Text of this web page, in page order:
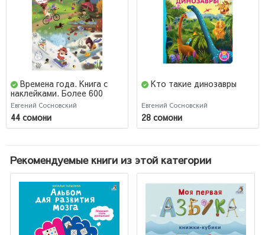
Времена года. Книга с
наклейками. Более 600
наклеек
Евгений Сосновский
44 сомони
Кто такие динозавры
Евгений Сосновский
28 сомони
Рекомендуемые книги из этой категории